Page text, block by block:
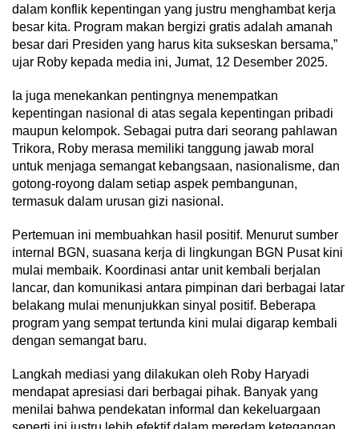
dalam konflik kepentingan yang justru menghambat kerja
besar kita. Program makan bergizi gratis adalah amanah
besar dari Presiden yang harus kita sukseskan bersama,”
ujar Roby kepada media ini, Jumat, 12 Desember 2025.
Ia juga menekankan pentingnya menempatkan
kepentingan nasional di atas segala kepentingan pribadi
maupun kelompok. Sebagai putra dari seorang pahlawan
Trikora, Roby merasa memiliki tanggung jawab moral
untuk menjaga semangat kebangsaan, nasionalisme, dan
gotong-royong dalam setiap aspek pembangunan,
termasuk dalam urusan gizi nasional.
Pertemuan ini membuahkan hasil positif. Menurut sumber
internal BGN, suasana kerja di lingkungan BGN Pusat kini
mulai membaik. Koordinasi antar unit kembali berjalan
lancar, dan komunikasi antara pimpinan dari berbagai latar
belakang mulai menunjukkan sinyal positif. Beberapa
program yang sempat tertunda kini mulai digarap kembali
dengan semangat baru.
Langkah mediasi yang dilakukan oleh Roby Haryadi
mendapat apresiasi dari berbagai pihak. Banyak yang
menilai bahwa pendekatan informal dan kekeluargaan